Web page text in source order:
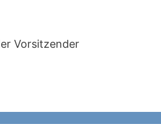
Vorsitzender